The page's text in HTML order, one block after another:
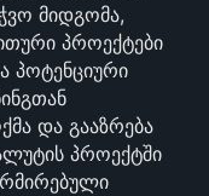
მიდგომა,
პროექტები
პოტენციური
და გააზრება
პროექტში